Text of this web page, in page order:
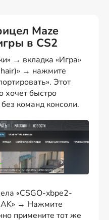
Maze
в CS2
→ вкладка «Игра»
→ нажмите
Этот
хочет быстро
команд консоли.
«CSGO-xbpe2-
→ Нажмите
примените тот же